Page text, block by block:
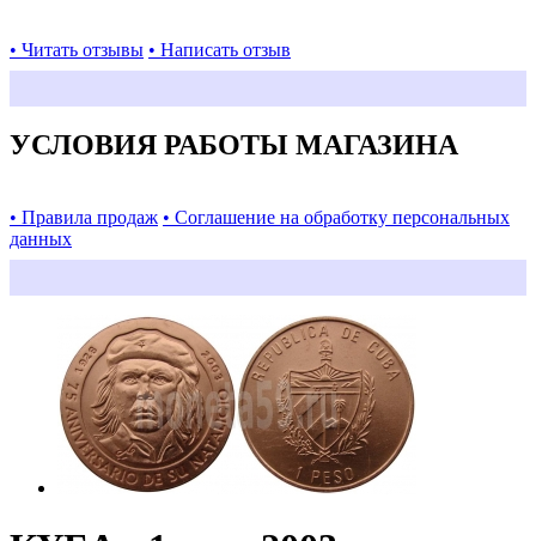
• Читать отзывы • Написать отзыв
УСЛОВИЯ РАБОТЫ МАГАЗИНА
• Правила продаж • Соглашение на обработку персональных
данных